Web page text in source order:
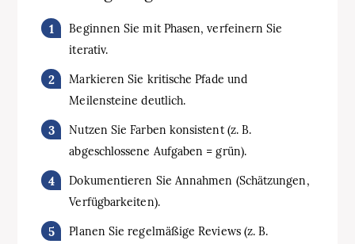
Beginnen Sie mit Phasen, verfeinern Sie
iterativ.
Markieren Sie kritische Pfade und
Meilensteine deutlich.
Nutzen Sie Farben konsistent (z. B.
abgeschlossene Aufgaben = grün).
Dokumentieren Sie Annahmen (Schätzungen,
Verfügbarkeiten).
Planen Sie regelmäßige Reviews (z. B.